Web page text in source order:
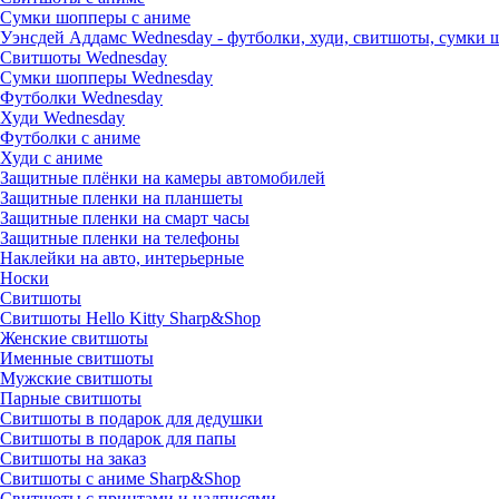
Сумки шопперы с аниме
Уэнсдей Аддамс Wednesday - футболки, худи, свитшоты, сумки
Свитшоты Wednesday
Сумки шопперы Wednesday
Футболки Wednesday
Худи Wednesday
Футболки с аниме
Худи с аниме
Защитные плёнки на камеры автомобилей
Защитные пленки на планшеты
Защитные пленки на смарт часы
Защитные пленки на телефоны
Наклейки на авто, интерьерные
Носки
Свитшоты
Cвитшоты Hello Kitty Sharp&Shop
Женские свитшоты
Именные свитшоты
Мужские свитшоты
Парные свитшоты
Свитшоты в подарок для дедушки
Свитшоты в подарок для папы
Свитшоты на заказ
Свитшоты с аниме Sharp&Shop